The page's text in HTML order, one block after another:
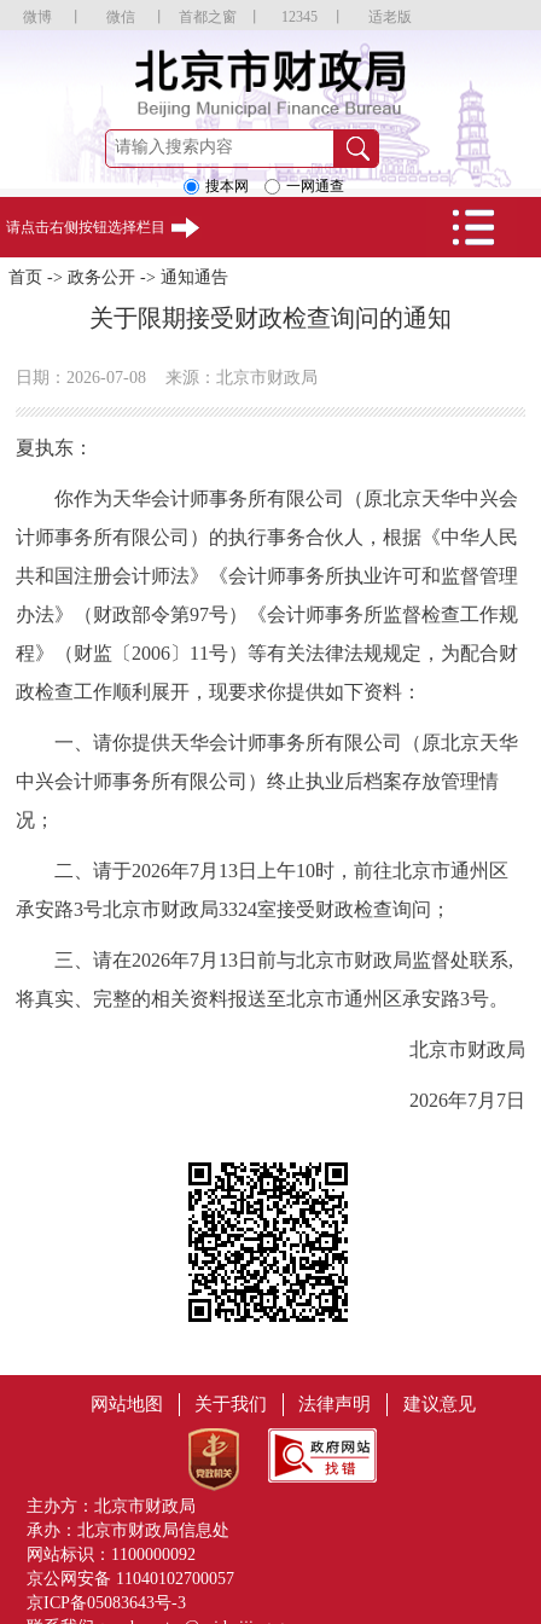
微博 微信 12345 适老版
首都之窗
搜本网 一网通查
请点击右侧按钮选择栏目
首页 -> 政务公开-> 通知通告
关于限期接受财政检查询问的通知
日期：2026-07-08 来源：北京市财政局
夏执东：
你作为天华会计师事务所有限公司（原北京天华中兴会
计师事务所有限公司）的执行事务合伙人，根据《中华人民
共和国注册会计师法》《会计师事务所执业许可和监督管理
办法》（财政部令第97号）《会计师事务所监督检查工作规
程》（财监〔2006〕11号）等有关法律法规规定，为配合财
政检查工作顺利展开，现要求你提供如下资料：
一、请你提供天华会计师事务所有限公司（原北京天华
中兴会计师事务所有限公司）终止执业后档案存放管理情
况；
二、请于2026年7月13日上午10时，前往北京市通州区
承安路3号北京市财政局3324室接受财政检查询问；
三、请在2026年7月13日前与北京市财政局监督处联系,
将真实、完整的相关资料报送至北京市通州区承安路3号。
北京市财政局
2026年7月7日
网站地图 关于我们 法律声明 建议意见
主办方：北京市财政局
承办：北京市财政局信息处
网站标识：1100000092
京公网安备 11040102700057
京ICP备05083643号-3